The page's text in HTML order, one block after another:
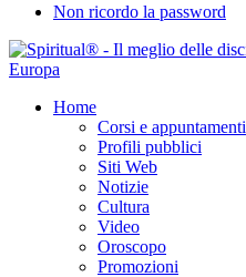
Non ricordo la password
Home
Corsi e appuntamenti
Profili pubblici
Siti Web
Notizie
Cultura
Video
Oroscopo
Promozioni